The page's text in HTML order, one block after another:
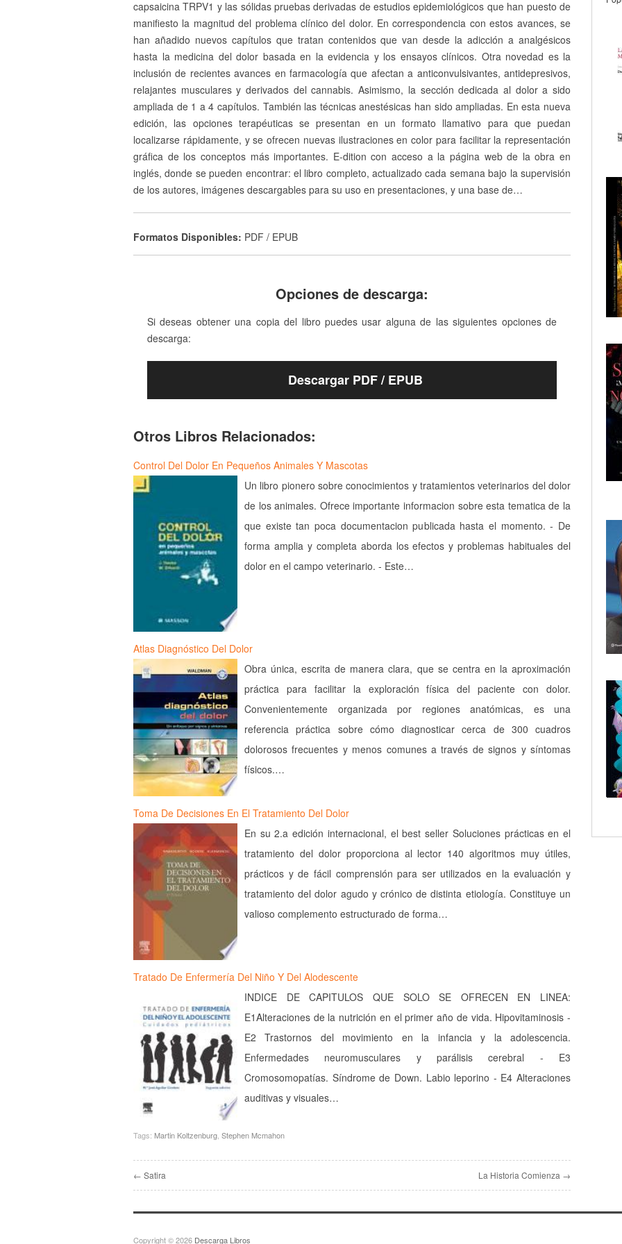
capsaicina TRPV1 y las sólidas pruebas derivadas de estudios epidemiológicos que han puesto de
manifiesto la magnitud del problema clínico del dolor. En correspondencia con estos avances, se
han añadido nuevos capítulos que tratan contenidos que van desde la adicción a analgésicos
hasta la medicina del dolor basada en la evidencia y los ensayos clínicos. Otra novedad es la
inclusión de recientes avances en farmacología que afectan a anticonvulsivantes, antidepresivos,
relajantes musculares y derivados del cannabis. Asimismo, la sección dedicada al dolor a sido
ampliada de 1 a 4 capítulos. También las técnicas anestésicas han sido ampliadas. En esta nueva
edición, las opciones terapéuticas se presentan en un formato llamativo para que puedan
localizarse rápidamente, y se ofrecen nuevas ilustraciones en color para facilitar la representación
gráfica de los conceptos más importantes. E-dition con acceso a la página web de la obra en
inglés, donde se pueden encontrar: el libro completo, actualizado cada semana bajo la supervisión
de los autores, imágenes descargables para su uso en presentaciones, y una base de…
Formatos Disponibles: PDF / EPUB
Opciones de descarga:
Si deseas obtener una copia del libro puedes usar alguna de las siguientes opciones de
descarga:
Descargar PDF / EPUB
Otros Libros Relacionados:
Control Del Dolor En Pequeños Animales Y Mascotas
Un libro pionero sobre conocimientos y tratamientos veterinarios del dolor
de los animales. Ofrece importante informacion sobre esta tematica de la
que existe tan poca documentacion publicada hasta el momento. - De
forma amplia y completa aborda los efectos y problemas habituales del
dolor en el campo veterinario. - Este…
Atlas Diagnóstico Del Dolor
Obra única, escrita de manera clara, que se centra en la aproximación
práctica para facilitar la exploración física del paciente con dolor.
Convenientemente organizada por regiones anatómicas, es una
referencia práctica sobre cómo diagnosticar cerca de 300 cuadros
dolorosos frecuentes y menos comunes a través de signos y síntomas
físicos.…
Toma De Decisiones En El Tratamiento Del Dolor
En su 2.a edición internacional, el best seller Soluciones prácticas en el
tratamiento del dolor proporciona al lector 140 algoritmos muy útiles,
prácticos y de fácil comprensión para ser utilizados en la evaluación y
tratamiento del dolor agudo y crónico de distinta etiología. Constituye un
valioso complemento estructurado de forma…
Tratado De Enfermería Del Niño Y Del Alodescente
INDICE DE CAPITULOS QUE SOLO SE OFRECEN EN LINEA:
E1Alteraciones de la nutrición en el primer año de vida. Hipovitaminosis -
E2 Trastornos del movimiento en la infancia y la adolescencia.
Enfermedades neuromusculares y parálisis cerebral - E3
Cromosomopatías. Síndrome de Down. Labio leporino - E4 Alteraciones
auditivas y visuales…
Tags: Martin Koltzenburg Stephen Mcmahon
← Satira La Historia Comienza →
Copyright © 2026 Descarga Libros